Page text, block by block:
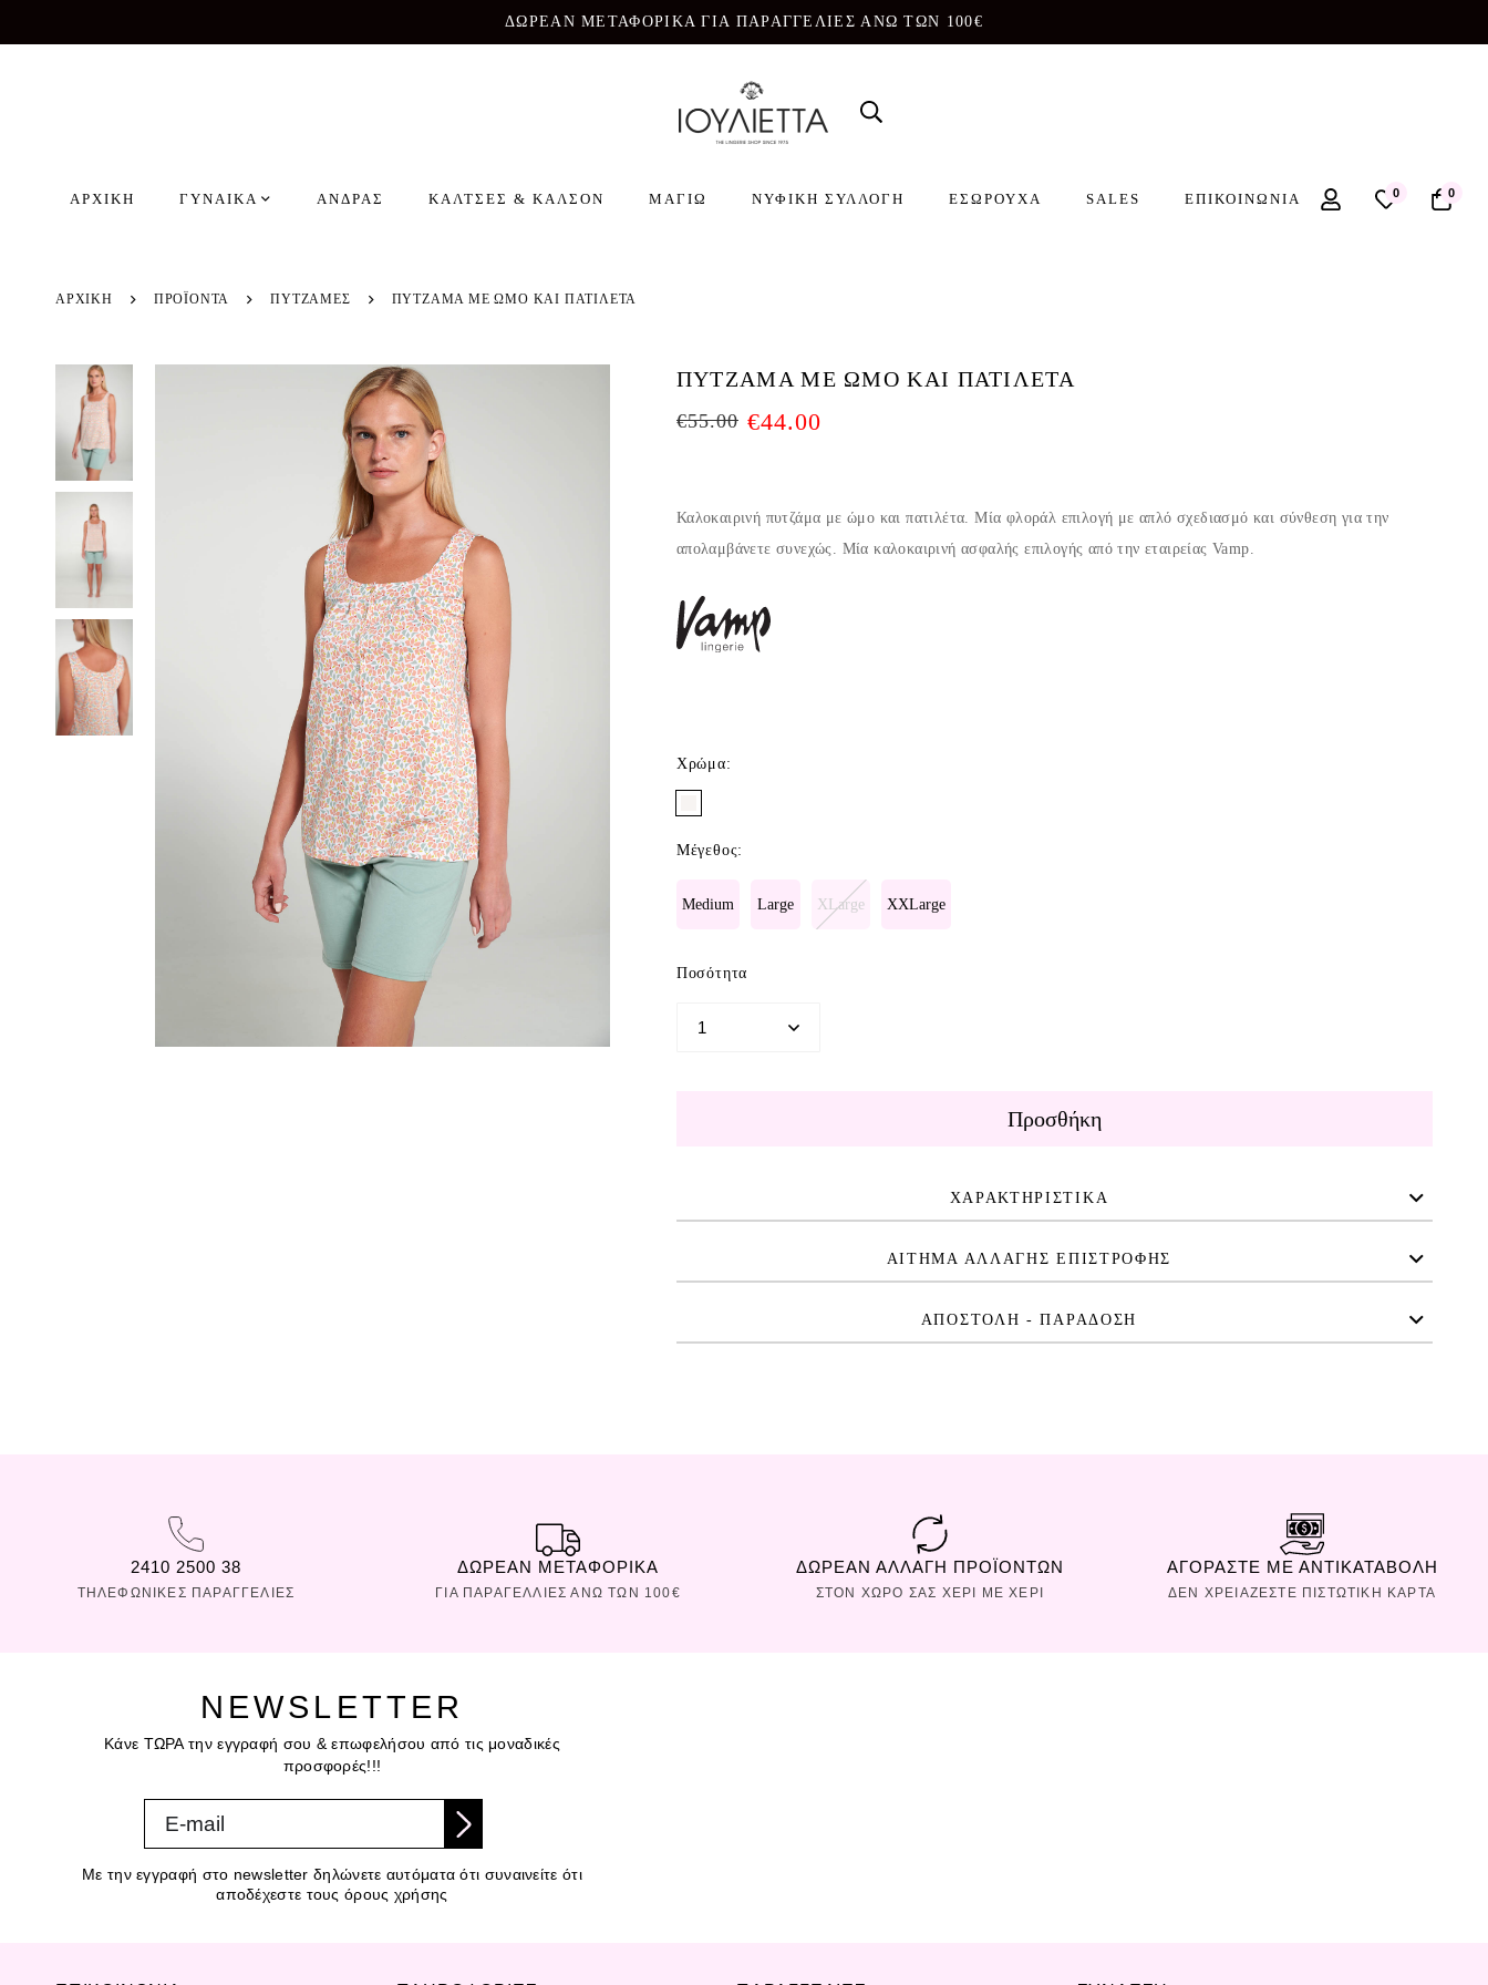
ΔΩΡΕΑΝ ΜΕΤΑΦΟΡΙΚΑ ΓΙΑ ΠΑΡΑΓΓΕΛΙΕΣ ΑΝΩ ΤΩΝ 100€
ΑΡΧΙΚΗ ΓΥΝΑΙΚΑ ΑΝΔΡΑΣ ΚΑΛΤΣΕΣ & ΚΑΛΣΟΝ ΜΑΓΙΩ ΝΥΦΙΚΗ ΣΥΛΛΟΓΗ ΕΣΩΡΟΥΧΑ SALES ΕΠΙΚΟΙΝΩΝΙΑ 0 0
ΑΡΧΙΚΗ ΠΡΟΪΌΝΤΑ ΠΥΤΖΑΜΕΣ ΠΥΤΖΑΜΑ ΜΕ ΩΜΟ ΚΑΙ ΠΑΤΙΛΕΤΑ
ΠΥΤΖΑΜΑ ΜΕ ΩΜΟ ΚΑΙ ΠΑΤΙΛΕΤΑ
€55.00 €44.00
Καλοκαιρινή πυτζάμα με ώμο και πατιλέτα. Μία φλοράλ επιλογή με απλό σχεδιασμό και σύνθεση για την
απολαμβάνετε συνεχώς. Μία καλοκαιρινή ασφαλής επιλογής από την εταιρείας Vamp.
Χρώμα:
Μέγεθος:
Medium Large XLarge XXLarge
Ποσότητα
Προσθήκη
ΧΑΡΑΚΤΗΡΙΣΤΙΚΑ
ΑΙΤΗΜΑ ΑΛΛΑΓΗΣ ΕΠΙΣΤΡΟΦΗΣ
ΑΠΟΣΤΟΛΗ - ΠΑΡΑΔΟΣΗ
2410 2500 38
ΤΗΛΕΦΩΝΙΚΕΣ ΠΑΡΑΓΓΕΛΙΕΣ
ΔΩΡΕΑΝ ΜΕΤΑΦΟΡΙΚΑ
ΓΙΑ ΠΑΡΑΓΕΛΛΙΕΣ ΑΝΩ ΤΩΝ 100€
ΔΩΡΕΑΝ ΑΛΛΑΓΗ ΠΡΟΪΟΝΤΩΝ
ΣΤΟΝ ΧΩΡΟ ΣAΣ ΧΕΡΙ ΜΕ ΧΕΡΙ
ΑΓΟΡΑΣΤΕ ΜΕ ΑΝΤΙΚΑΤΑΒΟΛΗ
ΔΕΝ ΧΡΕΙΑΖΕΣΤΕ ΠΙΣΤΩΤΙΚΗ ΚΑΡΤΑ
NEWSLETTER
Κάνε ΤΩΡΑ την εγγραφή σου & επωφελήσου από τις μοναδικές
προσφορές!!!
Με την εγγραφή στο newsletter δηλώνετε αυτόματα ότι συναινείτε ότι
αποδέχεστε τους όρους χρήσης